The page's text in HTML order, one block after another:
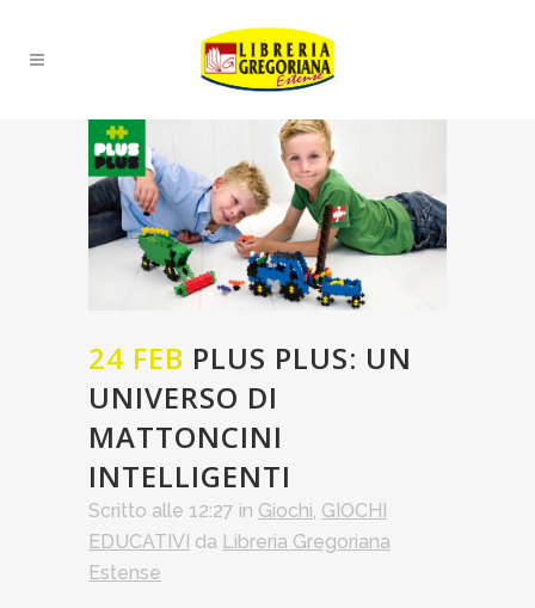
24 FEB PLUS PLUS: UN
UNIVERSO DI
MATTONCINI
INTELLIGENTI
Scritto alle 12:27 in Giochi GIOCHI
EDUCATIVI da Libreria Gregoriana
Estense